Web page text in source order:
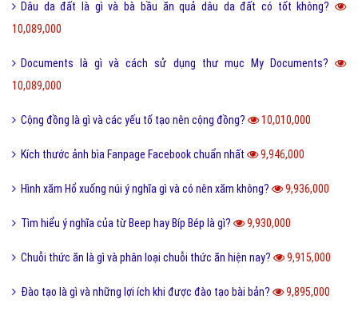
Dâu da đất là gì và bà bầu ăn quả dâu da đất có tốt không?
10,089,000
Documents là gì và cách sử dụng thư mục My Documents?
10,089,000
Cộng đồng là gì và các yếu tố tạo nên cộng đồng? 10,010,000
Kích thước ảnh bìa Fanpage Facebook chuẩn nhất 9,946,000
Hình xăm Hổ xuống núi ý nghĩa gì và có nên xăm không? 9,936,000
Tìm hiểu ý nghĩa của từ Beep hay Bíp Bép là gì? 9,930,000
Chuỗi thức ăn là gì và phân loại chuỗi thức ăn hiện nay? 9,915,000
Đào tạo là gì và những lợi ích khi được đào tạo bài bản? 9,895,000